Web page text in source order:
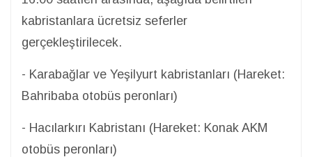
kabristanlara ücretsiz seferler
gerçekleştirilecek.
- Karabağlar ve Yeşilyurt kabristanları (Hareket:
Bahribaba otobüs peronları)
- Hacılarkırı Kabristanı (Hareket: Konak AKM
otobüs peronları)